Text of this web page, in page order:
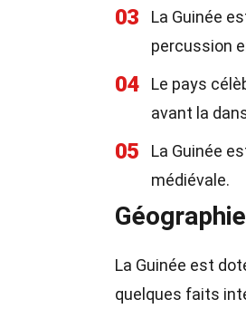
03
La Guinée
percussion
04
Le pays
avant la
05 La Guinée
médiévale.
La Guinée est
quelques faits